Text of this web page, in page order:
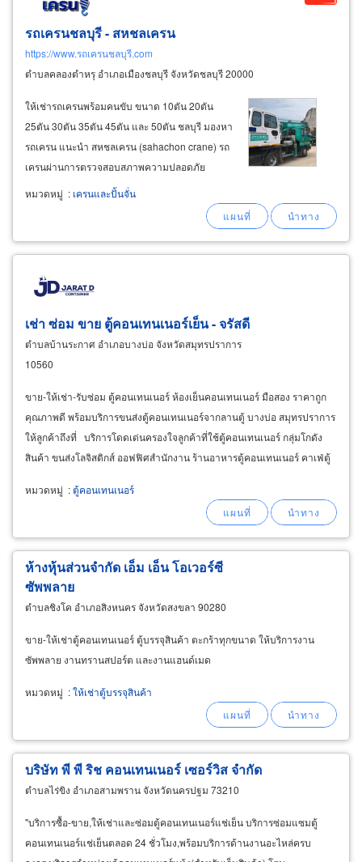
รถเครนชลบุรี - สหชลเครน
https://www.รถเครนชลบุรี.com
ตำบลคลองตำหรุ อำเภอเมืองชลบุรี จังหวัดชลบุรี 20000
ให้เช่ารถเครนพร้อมคนขับ ขนาด 10ตัน 20ตัน
25ตัน 30ตัน 35ตัน 45ตัน และ 50ตัน ชลบุรี มองหา
รถเครน แนะนำ สหชลเครน (sahachon crane) รถ
เครนผ่านการตรวจสอบสภาพความปลอดภัย
พนักงานขับรถเครนผ่านการอบรมครบถ้วน ได้รับ
ใบอนุญาตมีเอกสาร ปจ.2 พร้อมหนังสือใบเซอร์
หมวดหมู่ : เครนและปั้นจั่น
เช่า ซ่อม ขาย ตู้คอนเทนเนอร์เย็น - จรัสดี
ตำบลบ้านระกาศ อำเภอบางบ่อ จังหวัดสมุทรปราการ
10560
ขาย-ให้เช่า-รับซ่อม ตู้คอนเทนเนอร์ ห้องเย็นคอนเทนเนอร์ มือสอง ราคาถูก
คุณภาพดี พร้อมบริการขนส่งตู้คอนเทนเนอร์จากลานตู้ บางบ่อ สมุทรปราการ
ให้ลูกค้าถึงที่ บริการโดดเด่นครองใจลูกค้าที่ใช้ตู้คอนเทนเนอร์ กลุ่มโกดัง
สินค้า ขนส่งโลจิสติกส์ ออฟฟิศสำนักงาน ร้านอาหารตู้คอนเทนเนอร์ คาเฟ่ตู้
หมวดหมู่ :ตู้คอนเทนเนอร์
ห้างหุ้นส่วนจำกัด เอ็ม เอ็น โอเวอร์ซี
ซัพพลาย
ตำบลชิงโค อำเภอสิงหนคร จังหวัดสงขลา 90280
ขาย-ให้เช่าตู้คอนเทนเนอร์ ตู้บรรจุสินค้า ตะกร้าทุกขนาด ให้บริการงาน
ซัพพลาย งานทรานสปอร์ต และงานแฮนด์เมด
หมวดหมู่ :ให้เช่าตู้บรรจุสินค้า
บริษัท พี พี ริช คอนเทนเนอร์ เซอร์วิส จำกัด
ตำบลไร่ขิง อำเภอสามพราน จังหวัดนครปฐม 73210
"บริการซื้อ-ขาย,ให้เช่าและซ่อมตู้คอนเทนเนอร์แช่เย็น บริการซ่อมแซมตู้
คอนเทนเนอร์แช่เย็นตลอด 24 ชั่วโมง,พร้อมบริการด้านงานอะไหล่ครบ